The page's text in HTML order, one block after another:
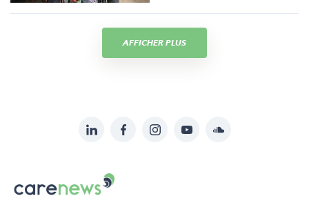
AFFICHER PLUS
sur:
LinkedInFacebookInstagramYouTubeSoundcloud
Le